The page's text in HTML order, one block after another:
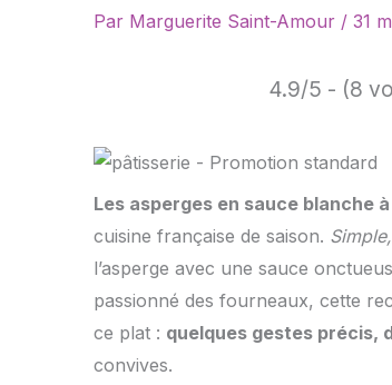
Par Marguerite Saint-Amour / 31
4.9/5 - (8
Les asperges en sauce blanche
cuisine française de saison.
l’asperge avec une sauce
passionné des fourneaux, cette
ce plat : quelques gestes précis,
convives.